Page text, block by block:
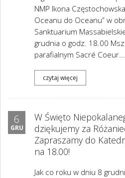
NMP Ikona
Oceanu do Oceanu” w
Sanktuarium
grudnia o godz. 18.00
parafialnym Sacré Coeur...
czytaj więcej
6
GRU
W Święto
dziękujemy za
Zapraszamy do
na 18.00!
Jak co roku w dniu 8